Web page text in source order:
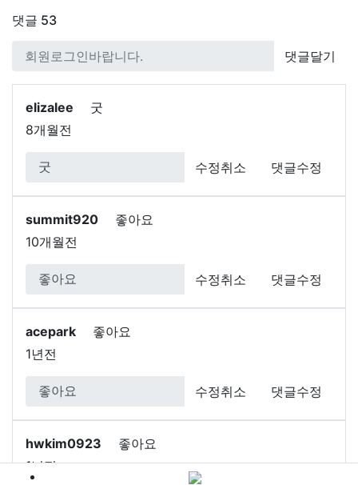
댓글 53
댓글달기
elizalee
굿
8개월전
수정취소 댓글수정
summit920
좋아요
10개월전
수정취소 댓글수정
acepark
좋아요
1년전
수정취소 댓글수정
hwkim0923
좋아요
1년전